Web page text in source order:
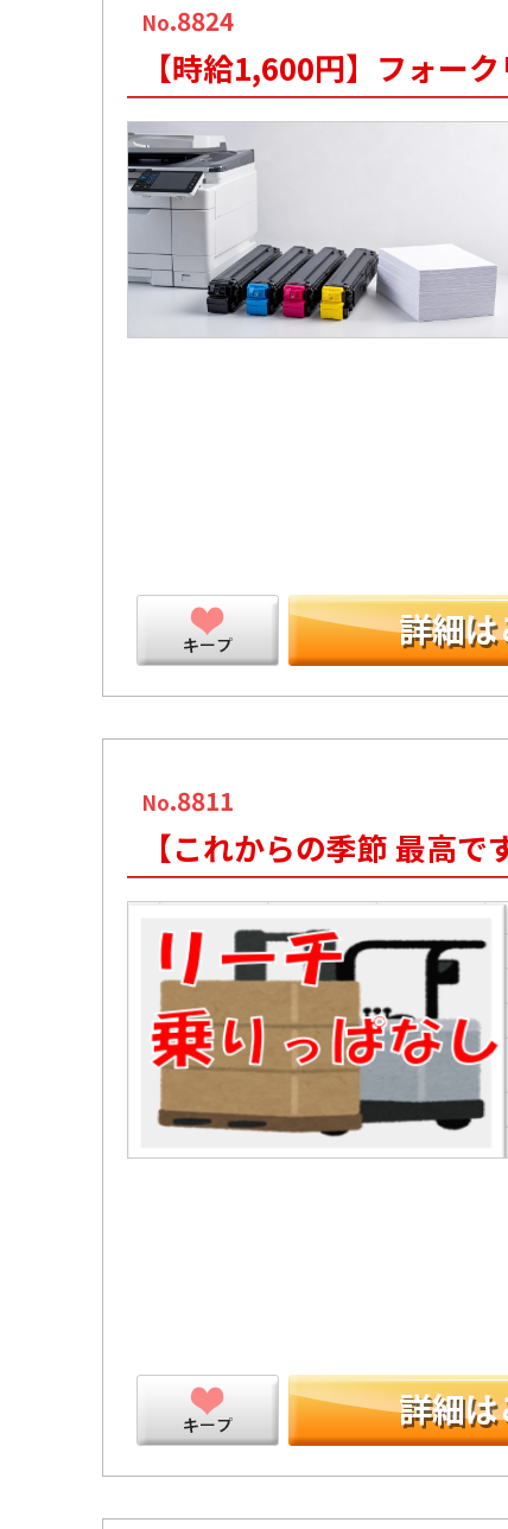
No.8824
【時給1,600円】フォー
No.8811
【これからの季節 最高